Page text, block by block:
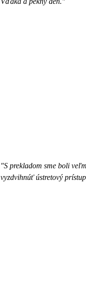
"S prekladom sme boli
vyzdvihnúť ústretový